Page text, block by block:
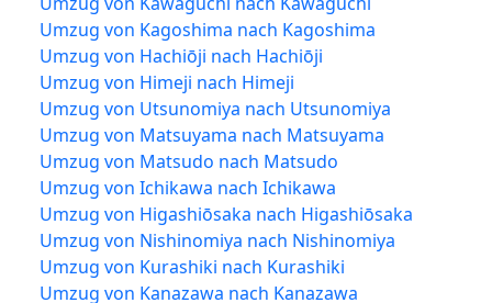
Umzug von Kagoshima nach Kagoshima
Umzug von Hachiōji nach Hachiōji
Umzug von Himeji nach Himeji
Umzug von Utsunomiya nach Utsunomiya
Umzug von Matsuyama nach Matsuyama
Umzug von Matsudo nach Matsudo
Umzug von Ichikawa nach Ichikawa
Umzug von Higashiōsaka nach Higashiōsaka
Umzug von Nishinomiya nach Nishinomiya
Umzug von Kurashiki nach Kurashiki
Umzug von Kanazawa nach Kanazawa